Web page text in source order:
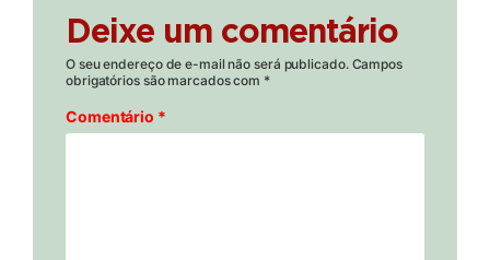
Deixe um comentário
O seu endereço de e-mail não será publicado. Campos
obrigatórios são marcados com *
Comentário *